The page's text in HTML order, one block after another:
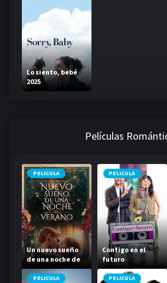
Lo siento, bebé
2025
Películas
PELICULA
Un nuevo sueño
de una noche de
verano
PELICULA
Contigo en el
futuro
PELICULA PELICULA